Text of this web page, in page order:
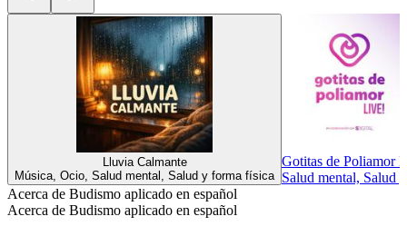
Lluvia Calmante
Música, Ocio, Salud mental, Salud y forma física
Gotitas de Poliamor
Salud mental, Salud
Acerca de Budismo aplicado en español
Acerca de Budismo aplicado en español